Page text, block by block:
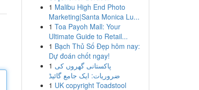
1 Malibu High End Photo
Marketing|Santa Monica Lu...
1 Toa Payoh Mall: Your
Ultimate Guide to Retail...
1 Bạch Thủ Số Đẹp hôm nay:
Dự đoán chốt ngay!
1 پاکستانی گھروں کی
ضروریات: ایک جامع گائیڈ
1 UK copyright Toadstool